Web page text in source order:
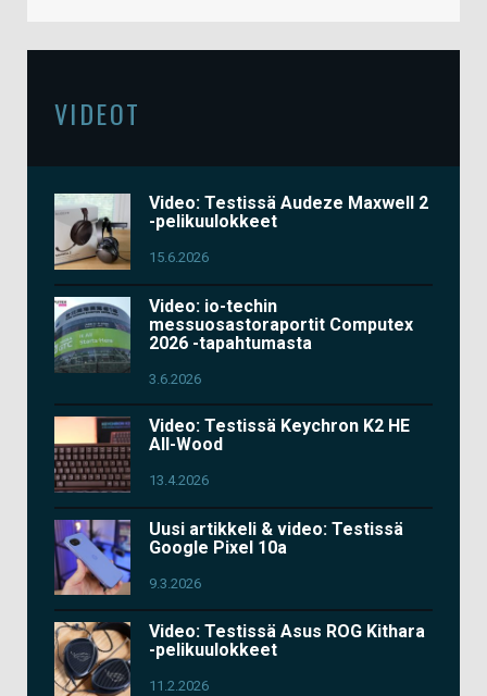
VIDEOT
Video: Testissä Audeze Maxwell 2
-pelikuulokkeet
15.6.2026
Video: io-techin
messuosastoraportit Computex
2026 -tapahtumasta
3.6.2026
Video: Testissä Keychron K2 HE
All-Wood
13.4.2026
Uusi artikkeli & video: Testissä
Google Pixel 10a
9.3.2026
Video: Testissä Asus ROG Kithara
-pelikuulokkeet
11.2.2026